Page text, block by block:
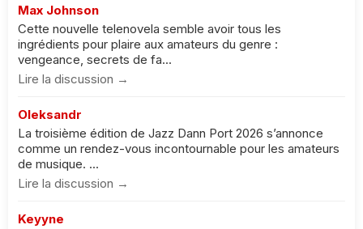
Max Johnson
Cette nouvelle telenovela semble avoir tous les
ingrédients pour plaire aux amateurs du genre :
vengeance, secrets de fa...
Lire la discussion →
Oleksandr
La troisième édition de Jazz Dann Port 2026 s’annonce
comme un rendez-vous incontournable pour les amateurs
de musique. ...
Lire la discussion →
Keyyne